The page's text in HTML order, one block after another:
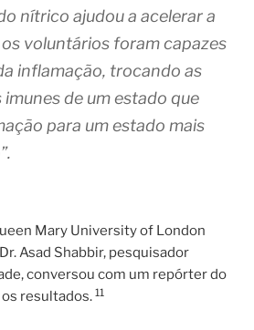
nítrico ajudou a acelerar a
voluntários foram capazes
inflamação, trocando as
de um estado que
para um estado mais
Mary University of London
Asad Shabbir, pesquisador
conversou com um repórter do
resultados. 11